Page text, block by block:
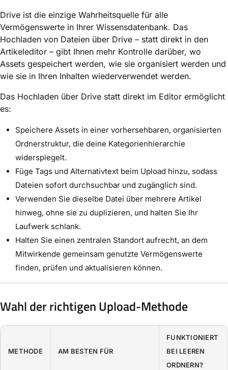
Drive ist die einzige Wahrheitsquelle für alle
Vermögenswerte in Ihrer Wissensdatenbank. Das
Hochladen von Dateien über Drive – statt direkt in den
Artikeleditor – gibt Ihnen mehr Kontrolle darüber, wo
Assets gespeichert werden, wie sie organisiert werden und
wie sie in Ihren Inhalten wiederverwendet werden.
Das Hochladen über Drive statt direkt im Editor ermöglicht
es:
Speichere Assets in einer vorhersehbaren, organisierten
Ordnerstruktur, die deine Kategorienhierarchie
widerspiegelt.
Füge Tags und Alternativtext beim Upload hinzu, sodass
Dateien sofort durchsuchbar und zugänglich sind.
Verwenden Sie dieselbe Datei über mehrere Artikel
hinweg, ohne sie zu duplizieren, und halten Sie Ihr
Laufwerk schlank.
Halten Sie einen zentralen Standort aufrecht, an dem
Mitwirkende gemeinsam genutzte Vermögenswerte
finden, prüfen und aktualisieren können.
Wahl der richtigen Upload-Methode
METHODE AM BESTEN FÜR
FUNKTIONIERT
BEI LEEREN
ORDNERN?